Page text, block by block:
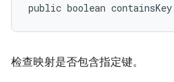
public boolean
检查映射是否包含指定键。